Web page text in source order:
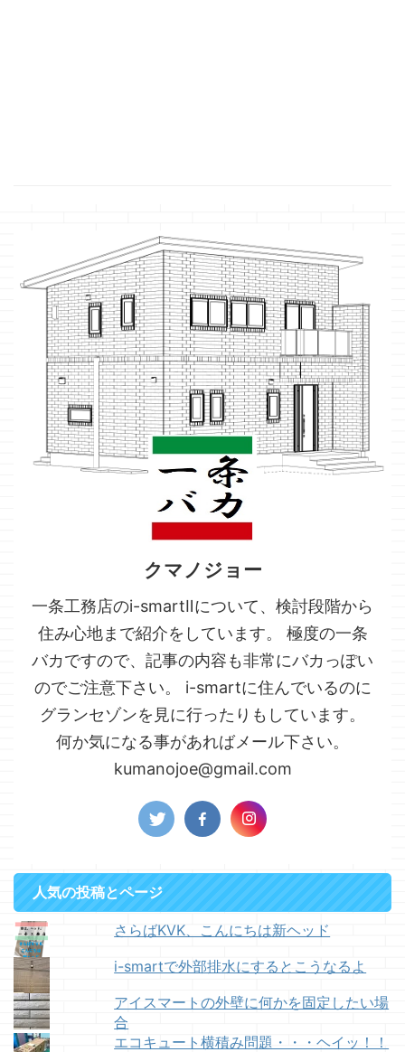
クマノジョー
一条工務店のi-smartⅡについて、検討段階から
住み心地まで紹介をしています。 極度の一条
バカですので、記事の内容も非常にバカっぽい
のでご注意下さい。 i-smartに住んでいるのに
グランセゾンを見に行ったりもしています。
何か気になる事があればメール下さい。
kumanojoe@gmail.com
人気の投稿とページ
さらばKVK、こんにちは新ヘッド
i-smartで外部排水にするとこうなるよ
アイスマートの外壁に何かを固定したい場
合
エコキュート横積み問題・・・ヘイッ！！